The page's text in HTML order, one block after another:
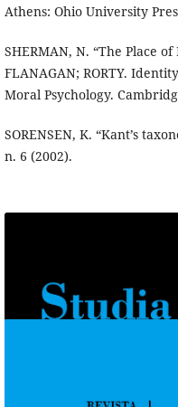
Athens: Ohio University
SHERMAN, N. “The Place
FLANAGAN; RORTY.
Moral Psychology.
SORENSEN, K. “Kant’s
n. 6 (2002).